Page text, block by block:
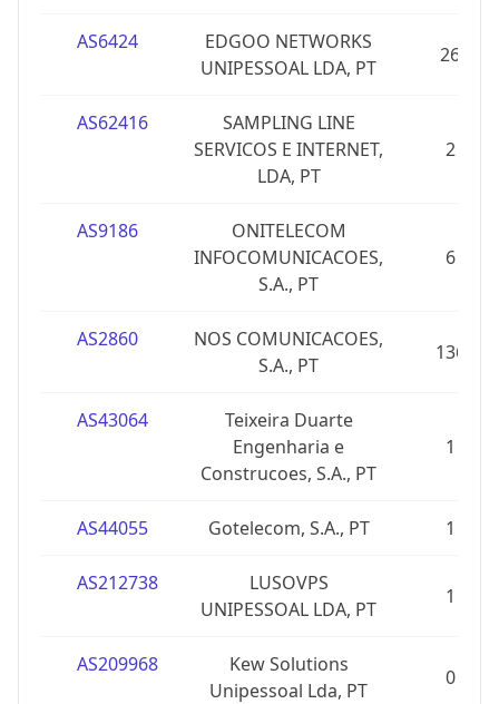
AS6424
EDGOO NETWORKS
UNIPESSOAL LDA, PT
26
AS62416
SAMPLING LINE
SERVICOS E INTERNET,
LDA, PT
2
AS9186
ONITELECOM
INFOCOMUNICACOES,
S.A., PT
6
AS2860
NOS COMUNICACOES,
S.A., PT
136
AS43064
Teixeira Duarte
Engenharia e
Construcoes, S.A., PT
1
AS44055 Gotelecom, S.A., PT 1
AS212738
LUSOVPS
UNIPESSOAL LDA, PT
1
AS209968
Kew Solutions
Unipessoal Lda, PT
0